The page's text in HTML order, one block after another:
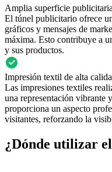
Amplia superficie publicitaria
El túnel publicitario ofrece
gráficos y mensajes de
máxima. Esto contribuye a
y sus productos.
Impresión textil de alta
Las impresiones textiles
una representación vibrante
proporciona un aspecto
visitantes, reforzando la
¿Dónde utilizar